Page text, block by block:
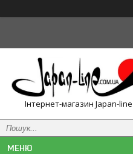
Інтернет-магазин Japan-line